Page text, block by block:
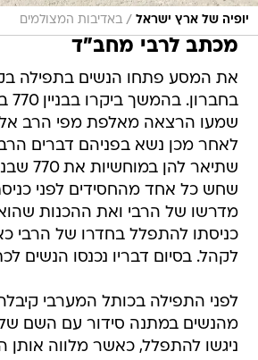
יופיה של ארץ ישראל / באדיבות המצולמים
מכתב לרבי מחב"ד
את המסע פתחו הנשים בתפילה
שמעו הרצאה מאלפת מפי הרב
לאחר מכן נשא בפניהם דברים הרב
שתיאר
שחש כל אחד מהחסידים לפני
מדרשו של הרבי ואת ההכנות שהוא
כניסתו להתפלל בחדרו של הרבי
לקהל. בסיום דבריו נכנסו הנשים
לפני התפילה בכותל המערבי
מהנשים במתנה סידור עם השם שלה
ניגשו להתפלל, כאשר מלווה אותן